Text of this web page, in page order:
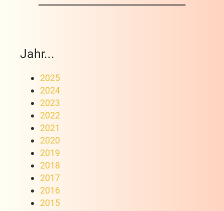
Jahr...
2025
2024
2023
2022
2021
2020
2019
2018
2017
2016
2015